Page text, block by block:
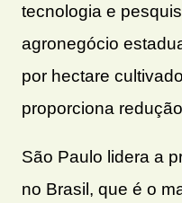
tecnologia e
agronegócio
por hectare
proporciona
São Paulo lidera a
no Brasil, que é o